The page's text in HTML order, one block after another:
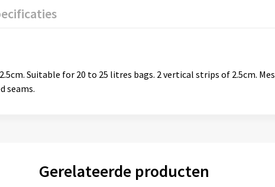
Suitable for 20 to 25 litres bags. 2 vertical strips of 2.5cm.
seams.
Gerelateerde producten